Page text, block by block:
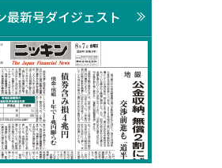
最新号ダイジェスト